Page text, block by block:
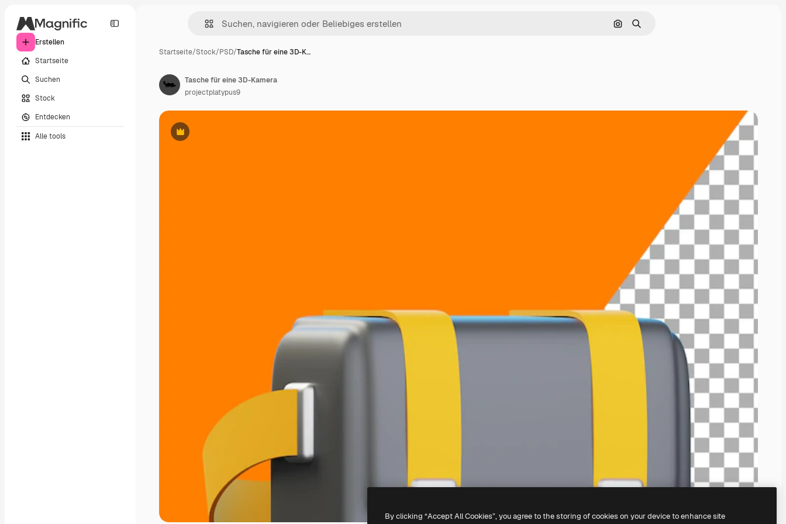
Erstellen
Startseite
Suchen
Stock
Entdecken
Alle tools
Nach Bild suchen
Suchen
Startseite/Stock/PSD/Tasche für eine 3D-K…
Premium
Tasche für eine 3D-Kamera
projectplatypus9
By clicking “Accept All Cookies”, you agree to the storing of cookies on your device to enhance site